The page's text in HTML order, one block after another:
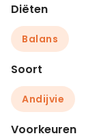
Diëten
Balans
Soort
Andijvie
Voorkeuren